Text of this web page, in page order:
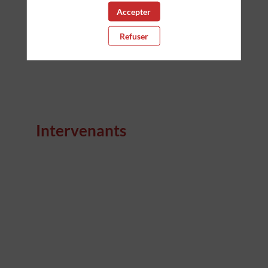
Intervenants
Accepter
Refuser